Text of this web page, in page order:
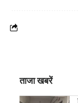
ताजा खबरें